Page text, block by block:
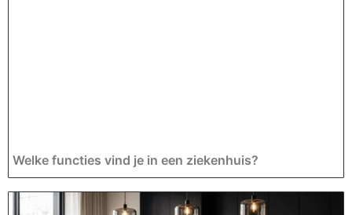
Welke functies vind je in een ziekenhuis?